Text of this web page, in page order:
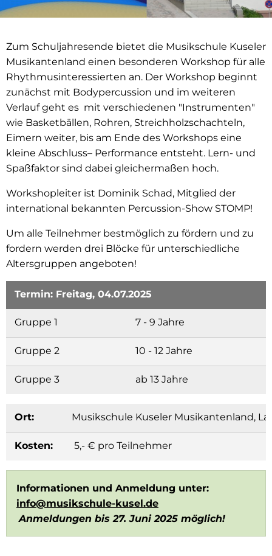
Zum Schuljahresende bietet die Musikschule Kuseler
Musikantenland einen besonderen Workshop für alle
Rhythmusinteressierten an. Der Workshop beginnt
zunächst mit Bodypercussion und im weiteren
Verlauf geht es mit verschiedenen "Instrumenten"
wie Basketbällen, Rohren, Streichholzschachteln,
Eimern weiter, bis am Ende des Workshops eine
kleine Abschluss– Performance entsteht. Lern- und
Spaßfaktor sind dabei gleichermaßen hoch.
Workshopleiter ist Dominik Schad, Mitglied der
international bekannten Percussion-Show STOMP!
Um alle Teilnehmer bestmöglich zu fördern und zu
fordern werden drei Blöcke für unterschiedliche
Altersgruppen angeboten!
Termin: Freitag, 04.07.2025
Gruppe 1 7 - 9 Jahre
Gruppe 2 10 - 12 Jahre
Gruppe 3 ab 13 Jahre
Ort: Musikschule Kuseler Musikantenland,
Kosten: 5,- € pro Teilnehmer
Informationen und Anmeldung unter:
info@musikschule-kusel.de
Anmeldungen bis 27. Juni 2025 möglich!